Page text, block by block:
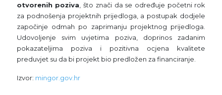
otvorenih poziva , što znači da se određuje početni rok
za podnošenja projektnih prijedloga, a postupak dodjele
započinje odmah po zaprimanju projektnog prijedloga.
Udovoljenje svim uvjetima poziva, doprinos zadanim
pokazateljima poziva i pozitivna ocjena kvalitete
preduvjet su da bi projekt bio predložen za financiranje.
Izvor: mingor.gov.hr